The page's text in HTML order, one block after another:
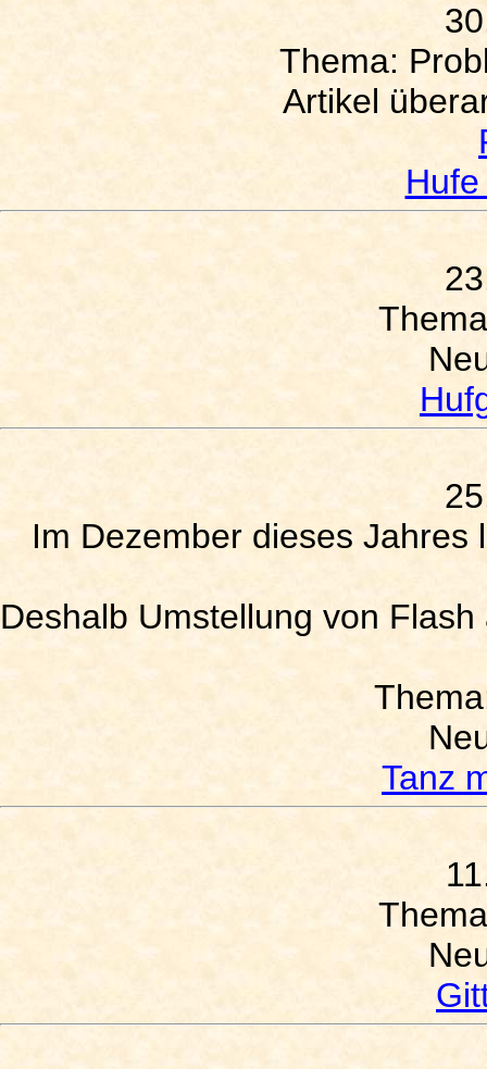
Thema:
Artikel
Im Dezember dieses
Deshalb Umstellung von
Tanz